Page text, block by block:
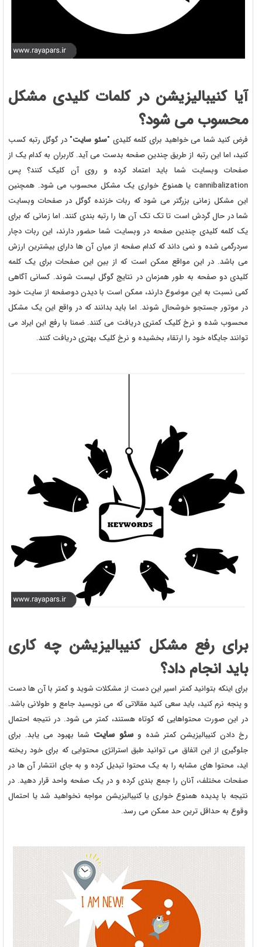
آیا کنیبالیزیشن در کلمات کلیدی مشکل
محسوب می شود؟
فرض کنید شما می خواهید برای کلمه کلیدی "سئو سایت" در گوگل رتبه کسب
کنید، اما این رتبه از طریق چندین صفحه بدست می آید. کاربران به کدام یک از
صفحات وبسایت شما باید اعتماد کرده و روی آن کلیک کنند؟ پس
cannibalization یا همنوع خواری یک مشکل محسوب می شود. همچنین
این مشکل زمانی بزرگتر می شود که ربات خزنده گوگل در صفحات وبسایت
شما در حال گردش است تا تک تک آن ها را رتبه بندی کنند. اما زمانی که برای
یک کلمه کلیدی چندین صفحه در وبسایت شما حضور دارند، این ربات دچار
سردرگمی شده و نمی داند که کدام صفحه از میان آن ها دارای بیشترین ارزش
می باشد. در این مواقع ممکن است که از بین این صفحات برای یک کلمه
کلیدی دو صفحه به طور همزمان در نتایج گوگل لیست شوند. کسانی آگاهی
کمی نسبت به این موضوع دارند، ممکن است با دیدن دوصفحه از سایت خود
در موتور جستجو خوشحال شوند. اما باید بدانند که در واقع این یک مشکل
محسوب شده و نرخ کلیک کمتری دریافت می کنند. ضمنا با رفع این ایراد می
توانند جایگاه خود را ارتقاء بخشیده و نرخ کلیک بهتری دریافت کنند.
برای رفع مشکل کنیبالیزیشن چه کاری
باید انجام داد؟
برای اینکه بتوانید کمتر اسیر این دست از مشکلات شوید و کمتر با آن ها دست
و پنجه نرم کنید، باید سعی کنید مقالاتی که می نویسید جامع و طولانی باشد.
در این صورت محتواهایی که کوتاه هستند، کمتر می شود. در نتیجه احتمال
رخ دادن کنیبالیزیشن کمتر شده وسئو سایت شما بهبود می یابد. برای
جلوگیری از این اتفاق می توانید طبق استراتژی محتوایی که برای خود ریخته
اید، محتوا های مشابه را به یک محتوا تبدیل کرده و به جای انتشار آن ها در
صفحات مختلف، آنان را جمع بندی کرده و در یک صفحه واحد قرار دهید. در
نتیجه با پدیده همنوع خواری یا کنیبالیزیشن مواجه نخواهید شد یا احتمال
وقوع به حداقل ترین حد ممکن می رسد.